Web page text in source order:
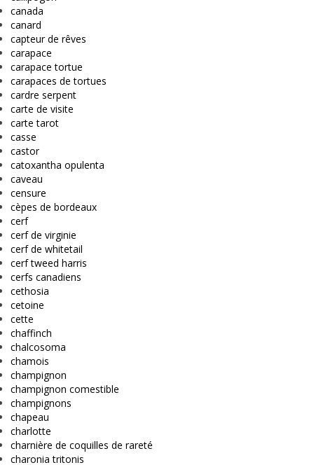
canada
canard
capteur de rêves
carapace
carapace tortue
carapaces de tortues
cardre serpent
carte de visite
carte tarot
casse
castor
catoxantha opulenta
caveau
censure
cèpes de bordeaux
cerf
cerf de virginie
cerf de whitetail
cerf tweed harris
cerfs canadiens
cethosia
cetoine
cette
chaffinch
chalcosoma
chamois
champignon
champignon comestible
champignons
chapeau
charlotte
charnière de coquilles de rareté
charonia tritonis